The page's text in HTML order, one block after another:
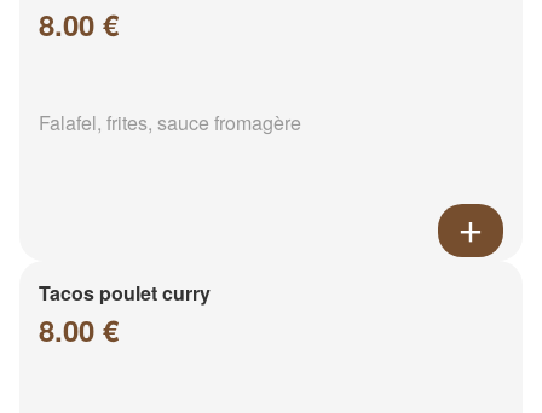
8.00 €
Falafel, frites, sauce fromagère
Tacos poulet curry
8.00 €